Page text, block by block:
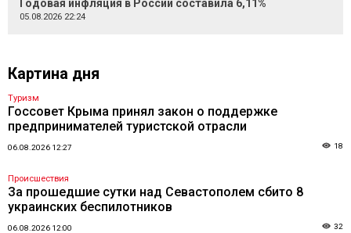
Годовая инфляция в России составила 6,11%
05.08.2026 22:24
Картина дня
Туризм
Госсовет Крыма принял закон о поддержке
предпринимателей туристской отрасли
06.08.2026 12:27 18
Происшествия
За прошедшие сутки над Севастополем сбито 8
украинских беспилотников
06.08.2026 12:00 32